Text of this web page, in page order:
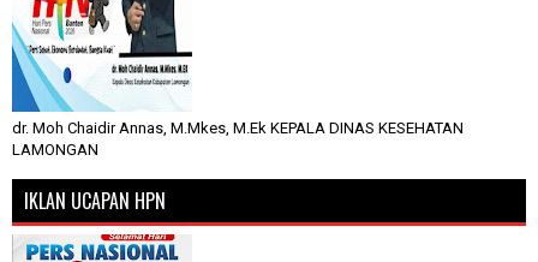
dr. Moh Chaidir Annas, M.Mkes, M.Ek KEPALA DINAS KESEHATAN
LAMONGAN
IKLAN UCAPAN HPN